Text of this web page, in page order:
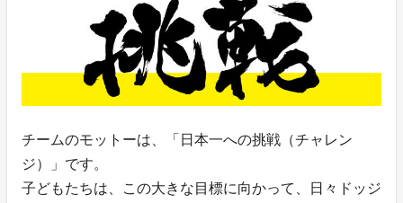
チームのモットーは、「日本一への挑戦（チャレン
ジ）」です。
子どもたちは、この大きな目標に向かって、日々ドッジ